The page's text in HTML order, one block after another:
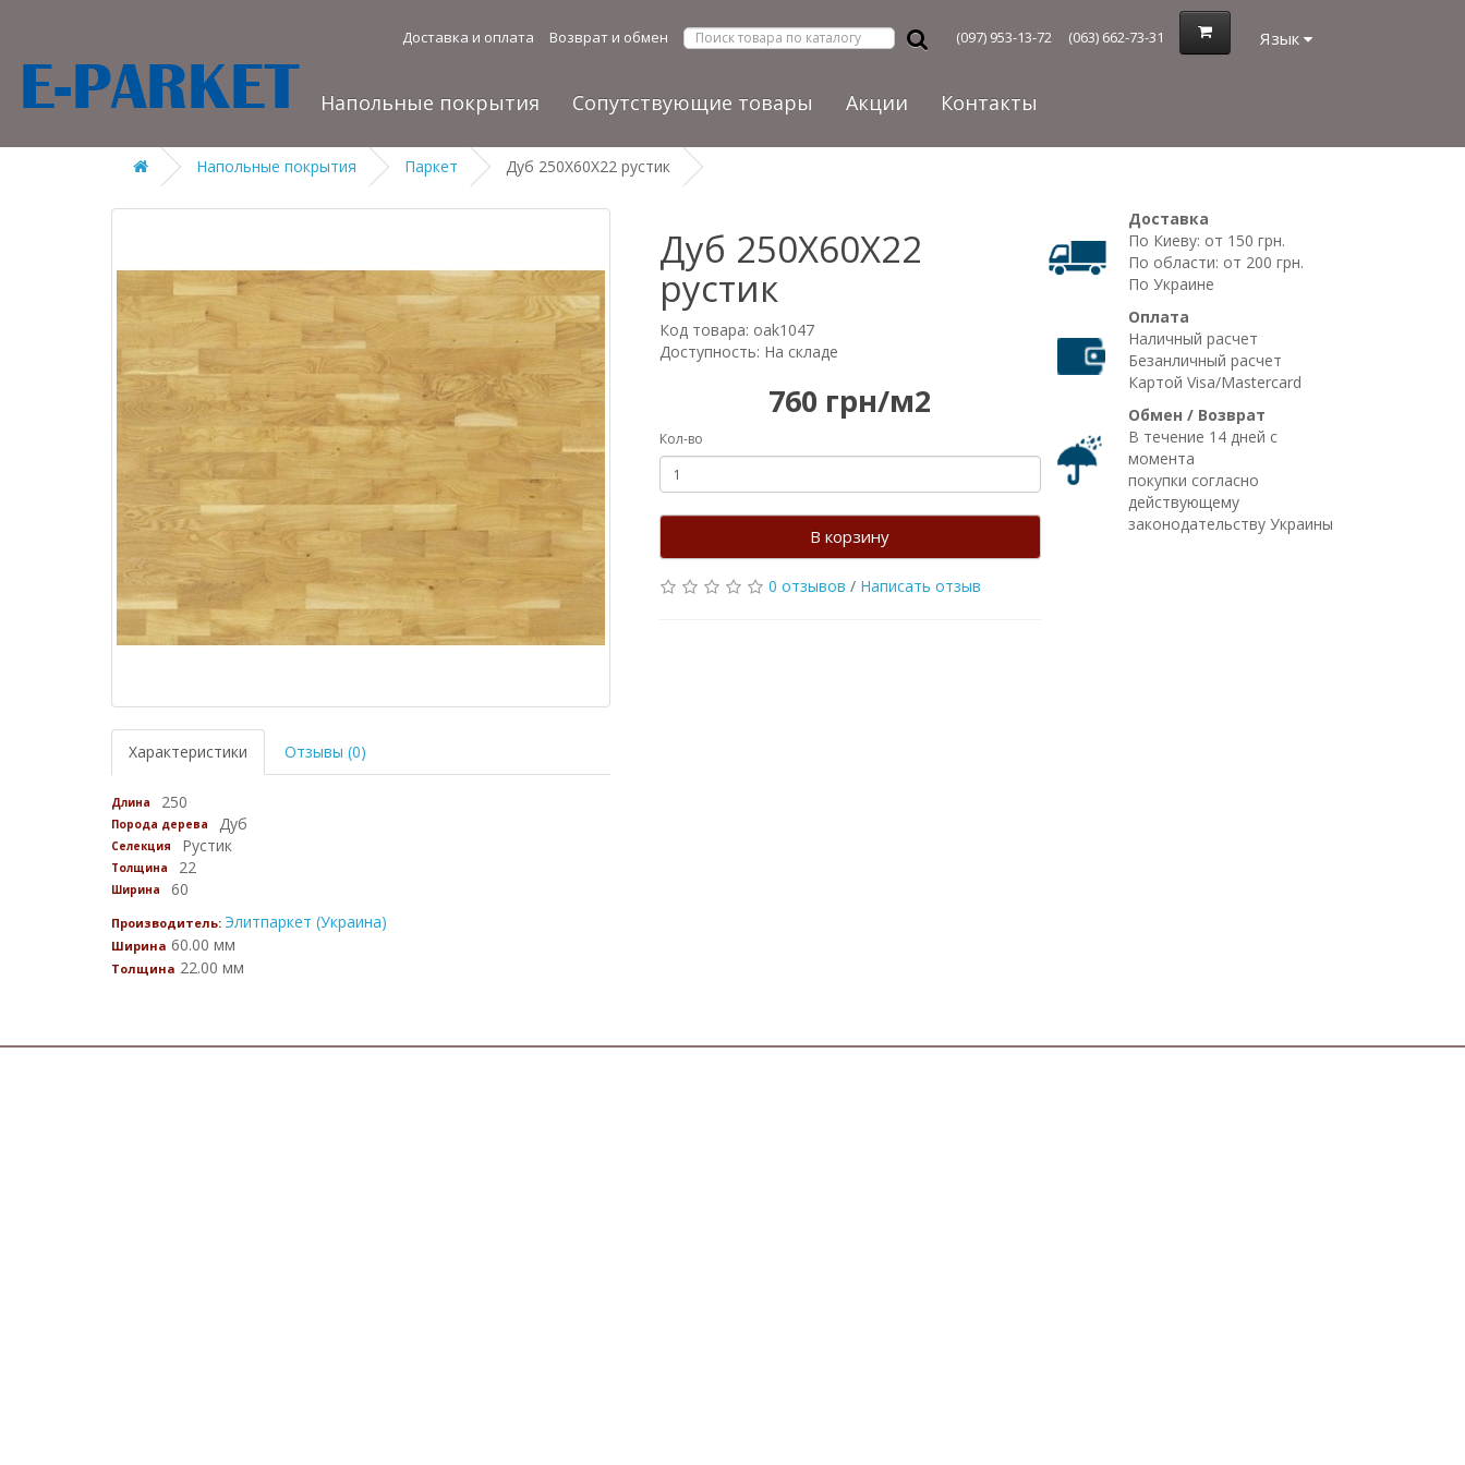
Доставка и оплата Возврат и обмен (097) 953-13-72 (063) 662-73-31 Язык
Напольные покрытия Сопутствующие товары Акции Контакты
Напольные покрытия Паркет Дуб 250Х60Х22 рустик
Характеристики Отзывы (0)
Длина 250
Порода дерева Дуб
Селекция Рустик
Толщина 22
Ширина 60
Производитель: Элитпаркет (Украина)
Ширина 60.00 мм
Толщина 22.00 мм
Дуб 250Х60Х22
рустик
Код товара: oak1047
Доступность: На складе
760 грн/м2
Кол-во
В корзину
0 отзывов / Написать отзыв
Доставка
По Киеву: от 150 грн.
По области: от 200 грн.
По Украине
Оплата
Наличный расчет
Безанличный расчет
Картой Visa/Mastercard
Обмен / Возврат
В течение 14 дней с
момента
покупки согласно
действующему
законодательству Украины